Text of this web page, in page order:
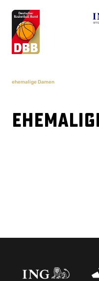
ehemalige Damen